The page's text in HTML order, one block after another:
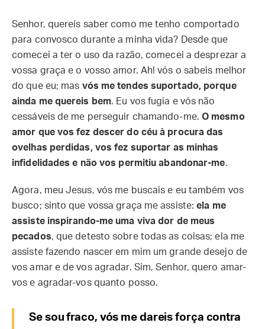
Senhor, quereis saber como me tenho comportado
para convosco durante a minha vida? Desde que
comecei a ter o uso da razão, comecei a desprezar a
vossa graça e o vosso amor. Ah! vós o sabeis melhor
do que eu; mas vós me tendes suportado, porque
ainda me quereis bem. Eu vos fugia e vós não
cessáveis de me perseguir chamando-me. O mesmo
amor que vos fez descer do céu à procura das
ovelhas perdidas, vos fez suportar as minhas
infidelidades e não vos permitiu abandonar-me.
Agora, meu Jesus, vós me buscais e eu também vos
busco; sinto que vossa graça me assiste:ela me
assiste inspirando-me uma viva dor de meus
pecados, que detesto sobre todas as coisas; ela me
assiste fazendo nascer em mim um grande desejo de
vos amar e de vos agradar. Sim, Senhor, quero amar-
vos e agradar-vos quanto posso.
Se sou fraco, vós me dareis força contra